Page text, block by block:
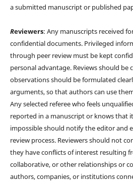
a submitted manuscript or published
Reviewers: Any manuscripts received
confidential documents. Privileged
through peer review must be kept
personal advantage. Reviews should be
observations should be formulated
arguments, so that authors can use
Any selected referee who feels
reported in a manuscript or knows that
impossible should notify the editor and
review process. Reviewers should not
they have conflicts of interest resulting
collaborative, or other relationships or
authors, companies, or institutions